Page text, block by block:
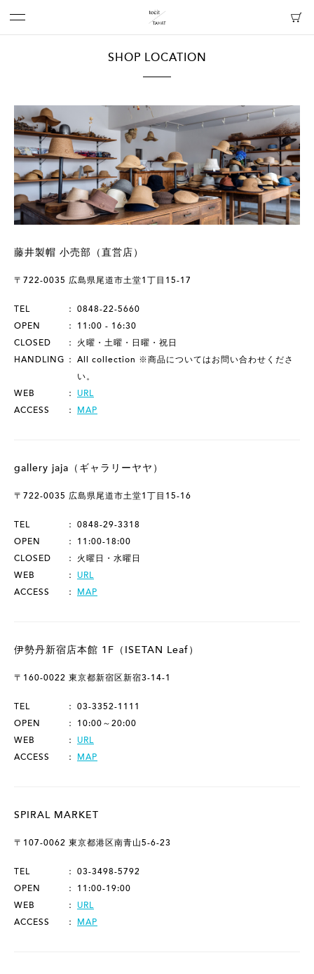
SHOP LOCATION
藤井製帽 小売部（直営店）
〒722-0035 広島県尾道市土堂1丁目15-17
TEL
0848-22-5660
OPEN
11:00 - 16:30
CLOSED
火曜・土曜・日曜・祝日
HANDLING
All collection ※商品についてはお問い合わせくださ
い。
WEB
URL
ACCESS
MAP
gallery jaja（ギャラリーヤヤ）
〒722-0035 広島県尾道市土堂1丁目15-16
TEL
0848-29-3318
OPEN
11:00-18:00
CLOSED
火曜日・水曜日
WEB
URL
ACCESS
MAP
伊勢丹新宿店本館 1F（ISETAN Leaf）
〒160-0022 東京都新宿区新宿3-14-1
TEL
03-3352-1111
OPEN
10:00～20:00
WEB
URL
ACCESS
MAP
SPIRAL MARKET
〒107-0062 東京都港区南青山5-6-23
TEL
03-3498-5792
OPEN
11:00-19:00
WEB
URL
ACCESS
MAP